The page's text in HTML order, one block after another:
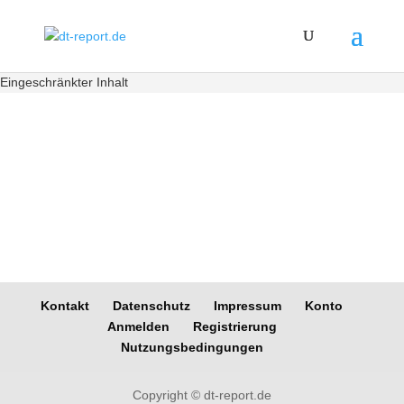
Eingeschränkter Inhalt
Kontakt Datenschutz Impressum
Konto
Anmelden
Registrierung
Nutzungsbedingungen
Copyright © dt-report.de